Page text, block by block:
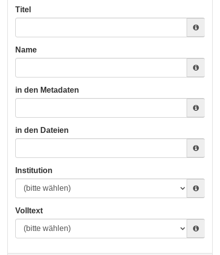
Titel
Name
in den Metadaten
in den Dateien
Institution
Volltext